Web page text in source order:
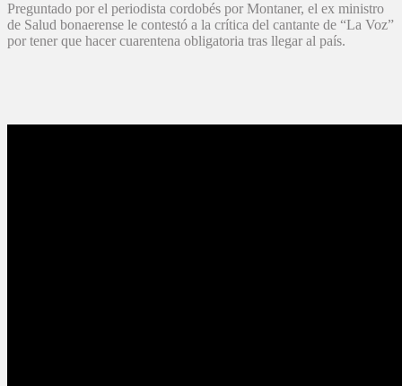
Preguntado por el periodista cordobés por Montaner, el ex ministro
de Salud bonaerense le contestó a la crítica del cantante de “La Voz”
por tener que hacer cuarentena obligatoria tras llegar al país.